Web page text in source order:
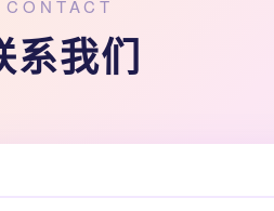
CONTACT
系我们